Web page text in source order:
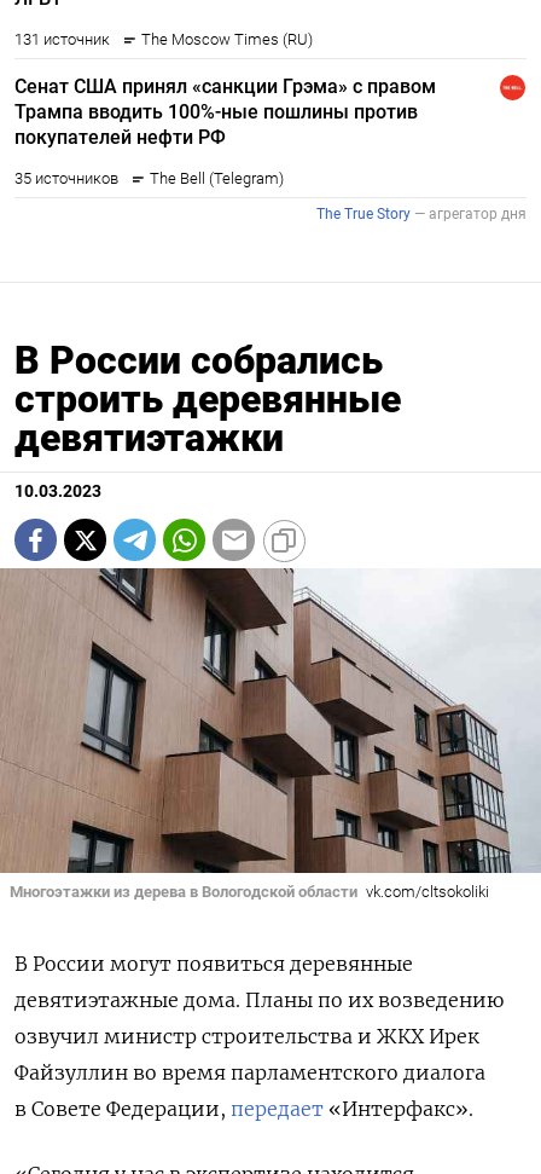
В России собрались
строить деревянные
девятиэтажки
10.03.2023
Многоэтажки из дерева в Вологодской области vk.com/cltsokoliki
В России могут появиться деревянные
девятиэтажные дома. Планы по их возведению
озвучил министр строительства и ЖКХ Ирек
Файзуллин во время парламентского диалога
в Совете Федерации, передает «Интерфакс».